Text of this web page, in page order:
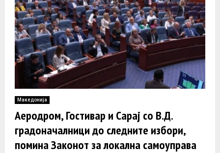
Македонија
Аеродром, Гостивар и Сарај со В.Д.
градоначалници до следните избори,
помина Законот за локална самоуправа